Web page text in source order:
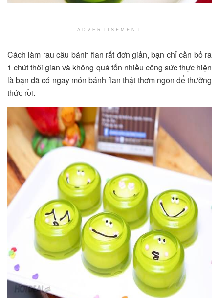
ADVERTISEMENT
Cách làm rau câu bánh flan rất đơn giản, bạn chỉ cần bỏ ra
1 chút thời gian và không quá tốn nhiều công sức thực hiện
là bạn đã có ngay món bánh flan thật thơm ngon để thưởng
thức rồi.